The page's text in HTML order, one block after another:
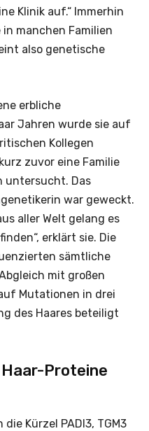
Klinik auf.“ Immerhin
manchen Familien
also genetische
erbliche
Jahren wurde sie auf
Kollegen
zuvor eine Familie
untersucht. Das
war geweckt.
aller Welt gelang es
erklärt sie. Die
sämtliche
mit großen
Mutationen in drei
des Haares beteiligt
Proteine
Kürzel PADI3, TGM3